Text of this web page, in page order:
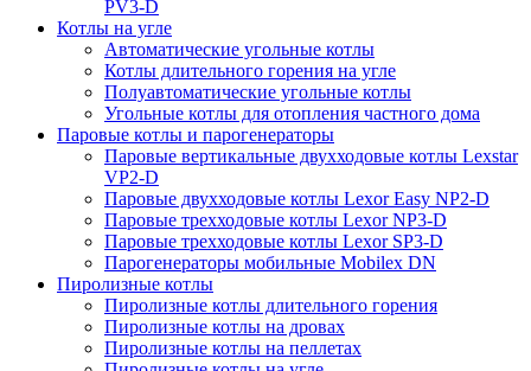
PV3-D
Котлы на угле
Автоматические угольные котлы
Котлы длительного горения на угле
Полуавтоматические угольные котлы
Угольные котлы для отопления частного дома
Паровые котлы и парогенераторы
Паровые вертикальные двухходовые котлы Lexstar
VP2-D
Паровые двухходовые котлы Lexor Easy NP2-D
Паровые трехходовые котлы Lexor NP3-D
Паровые трехходовые котлы Lexor SP3-D
Парогенераторы мобильные Mobilex DN
Пиролизные котлы
Пиролизные котлы длительного горения
Пиролизные котлы на дровах
Пиролизные котлы на пеллетах